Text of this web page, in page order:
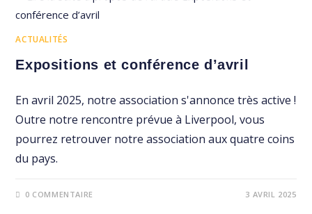
ACTUALITÉS
Expositions et conférence d’avril
En avril 2025, notre association s'annonce très active !
Outre notre rencontre prévue à Liverpool, vous
pourrez retrouver notre association aux quatre coins
du pays.
0 COMMENTAIRE 3 AVRIL 2025